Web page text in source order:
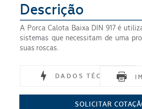
Descrição
A Porca Calota Baixa DIN 917 é
sistemas que necessitam de uma
suas roscas.
DADOS TÉCNICOS
SOLICITAR